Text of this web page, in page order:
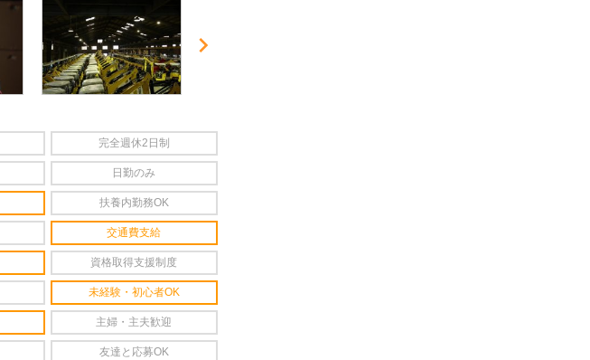

完全週休2日制
日勤のみ
扶養内勤務OK
交通費支給
資格取得支援制度
未経験・初心者OK
主婦・主夫歓迎
友達と応募OK